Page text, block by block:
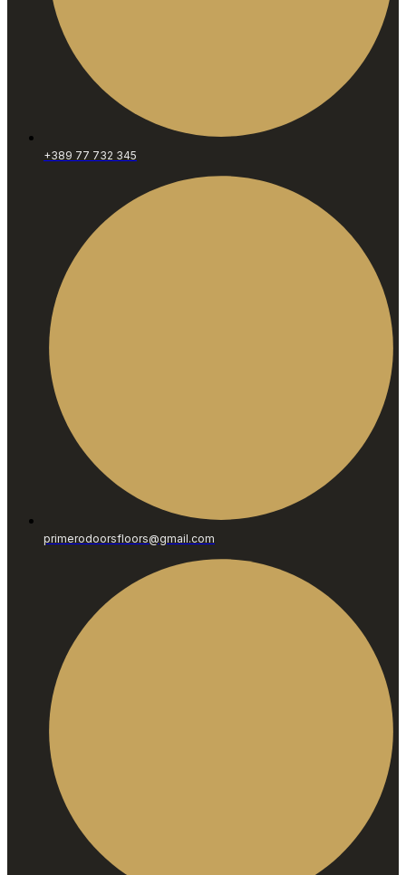
+389 77 732 345
primerodoorsfloors@gmail.com